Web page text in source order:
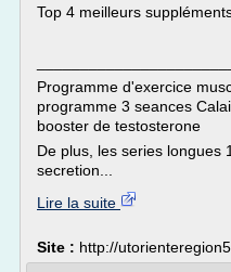
Top 4 meilleurs
Programme d'exercice
programme 3 seances
booster de testosterone
De plus, les series longues
secretion...
Lire la suite
Site : http://